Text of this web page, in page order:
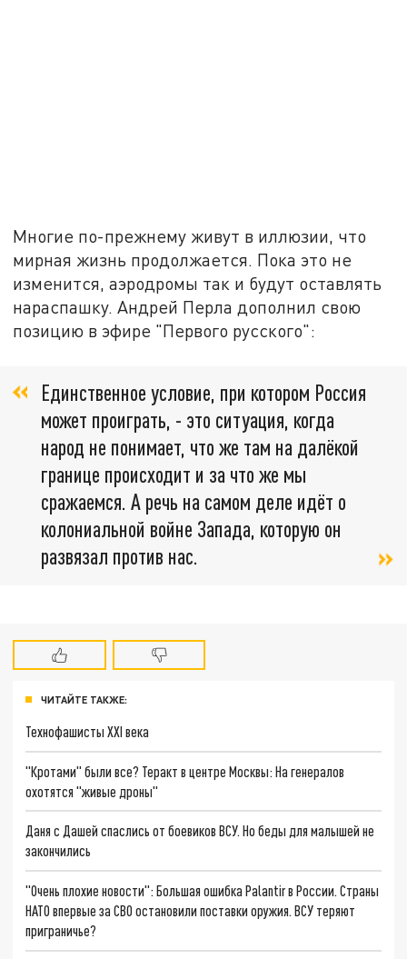
Многие по-прежнему живут в иллюзии, что
мирная жизнь продолжается. Пока это не
изменится, аэродромы так и будут оставлять
нараспашку. Андрей Перла дополнил свою
позицию в эфире "Первого русского":
Единственное условие, при котором Россия
может проиграть, - это ситуация, когда
народ не понимает, что же там на далёкой
границе происходит и за что же мы
сражаемся. А речь на самом деле идёт о
колониальной войне Запада, которую он
развязал против нас.
ЧИТАЙТЕ ТАКЖЕ:
Технофашисты XXI века
"Кротами" были все? Теракт в центре Москвы: На генералов
охотятся "живые дроны"
Даня с Дашей спаслись от боевиков ВСУ. Но беды для малышей не
закончились
"Очень плохие новости": Большая ошибка Palantir в России. Страны
НАТО впервые за СВО остановили поставки оружия. ВСУ теряют
приграничье?